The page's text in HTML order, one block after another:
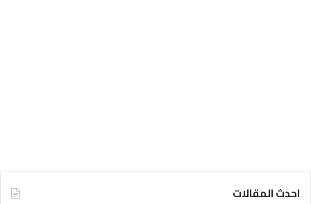
احدث المقالات